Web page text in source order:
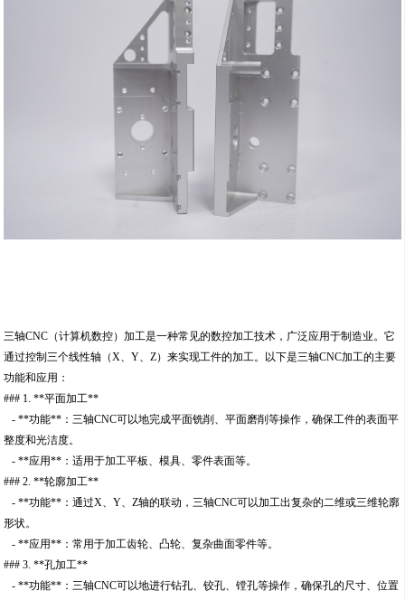
三轴CNC（计算机数控）加工是一种常见的数控加工技术，广泛应用于制造业。它
通过控制三个线性轴（X、Y、Z）来实现工件的加工。以下是三轴CNC加工的主要
功能和应用：
### 1. **平面加工**
- **功能**：三轴CNC可以地完成平面铣削、平面磨削等操作，确保工件的表面平
整度和光洁度。
- **应用**：适用于加工平板、模具、零件表面等。
### 2. **轮廓加工**
- **功能**：通过X、Y、Z轴的联动，三轴CNC可以加工出复杂的二维或三维轮廓
形状。
- **应用**：常用于加工齿轮、凸轮、复杂曲面零件等。
### 3. **孔加工**
- **功能**：三轴CNC可以地进行钻孔、铰孔、镗孔等操作，确保孔的尺寸、位置